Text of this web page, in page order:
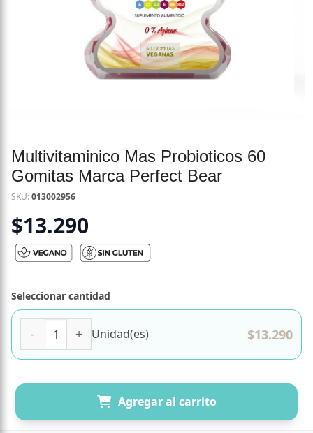
Multivitaminico Mas Probioticos 60
Gomitas Marca Perfect Bear
SKU:013002956
$13.290
Seleccionar cantidad
Unidad(es) $13.290
Agregar al carrito